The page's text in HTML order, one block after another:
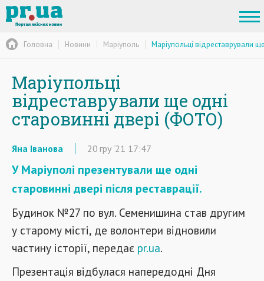
Головна Новини Маріуполь Маріупольці відреставрували
Маріупольці
відреставрували ще одні
старовинні двері (ФОТО)
Яна Іванова 20 гру '21 17:47
У Маріуполі презентували ще одні
старовинні двері після реставрації.
Будинок №27 по вул. Семенишина став другим
у старому місті, де волонтери відновили
частину історії, передає pr.ua.
Презентація відбулася напередодні Дня